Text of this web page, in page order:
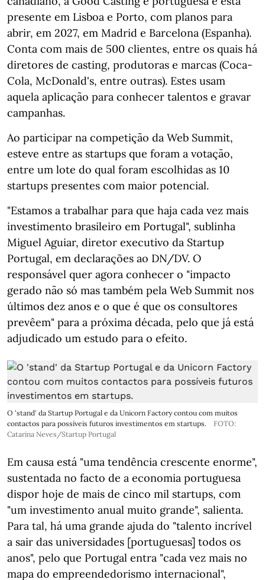
presente em Lisboa e Porto, com planos para
abrir, em 2027, em Madrid e Barcelona (Espanha).
Conta com mais de 500 clientes, entre os quais há
diretores de casting, produtoras e marcas (Coca-
Cola, McDonald's, entre outras). Estes usam
aquela aplicação para conhecer talentos e gravar
campanhas.
Ao participar na competição da Web Summit,
esteve entre as startups que foram a votação,
entre um lote do qual foram escolhidas as 10
startups presentes com maior potencial.
"Estamos a trabalhar para que haja cada vez mais
investimento brasileiro em Portugal", sublinha
Miguel Aguiar, diretor executivo da Startup
Portugal, em declarações ao DN/DV. O
responsável quer agora conhecer o "impacto
gerado não só mas também pela Web Summit nos
últimos dez anos e o que é que os consultores
prevêem" para a próxima década, pelo que já está
adjudicado um estudo para o efeito.
O 'stand' da Startup Portugal e da Unicorn Factory contou com muitos
contactos para possíveis futuros investimentos em startups.
FOTO:
Catarina Neves/Startup Portugal
Em causa está "uma tendência crescente enorme",
sustentada no facto de a economia portuguesa
dispor hoje de mais de cinco mil startups, com
"um investimento anual muito grande", salienta.
Para tal, há uma grande ajuda do "talento incrível
a sair das universidades [portuguesas] todos os
anos", pelo que Portugal entra "cada vez mais no
mapa do empreendedorismo internacional",